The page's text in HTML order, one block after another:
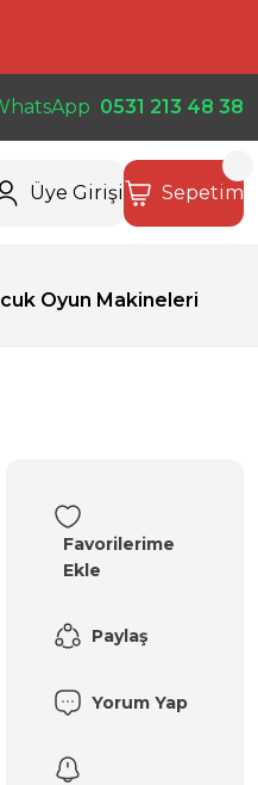
0531 213 48 38
Üye Girişi Sepetim
Oyun Makineleri
Paylaş
Yorum Yap